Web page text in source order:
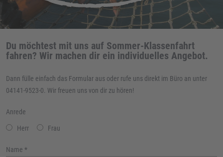
Du möchtest mit uns auf Sommer-Klassenfahrt
fahren? Wir machen dir ein individuelles Angebot.
Dann fülle einfach das Formular aus oder rufe uns direkt im Büro an unter
04141-9523-0. Wir freuen uns von dir zu hören!
Anrede
Herr Frau
Name *